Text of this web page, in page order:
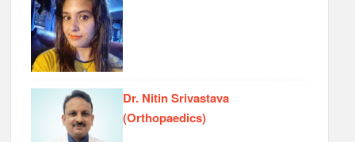
Dr. Nitin Srivastava
(Orthopaedics)